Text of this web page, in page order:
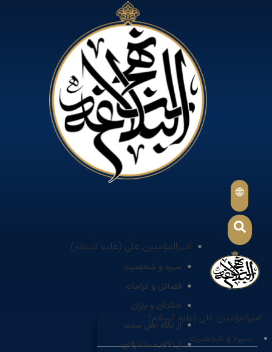
امیرالمؤمنین علی (علیه السلام)
سیره و شخصیت
فضائل و کرامات
خاندان و یاران
از نگاه اهل سنت
از نگاه مستشرقان
امیرالمؤمنین علی (علیه السلام)
سیره و شخصیت